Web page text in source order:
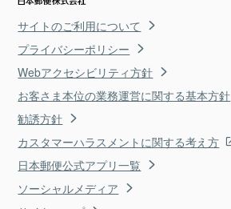
サイトのご利用について
プライバシーポリシー
Webアクセシビリティ方針
お客さま本位の業務運営に関する基本方針
勧誘方針
カスタマーハラスメントに関する考え方
日本郵便公式アプリ一覧
ソーシャルメディア